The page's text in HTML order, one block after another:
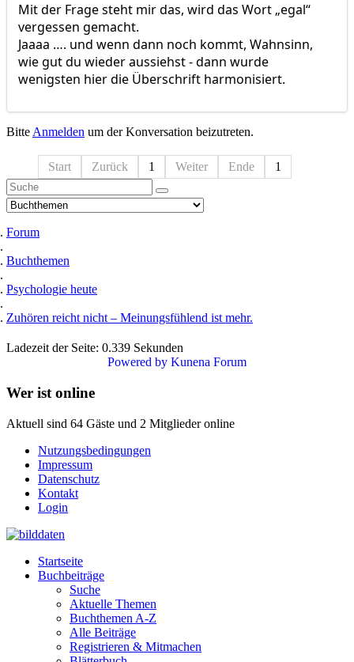
Mit der Frage steht mir das, wird das Wort „egal“
vergessen gemacht.
Jaaaa …. und wenn dann noch kommt, Wahnsinn,
wie gut du wieder aussiehst - dann wurde
wenigsten hier die Überschrift harmonisiert.
BitteAnmelden um der Konversation beizutreten.
Start Zurück 1 Weiter Ende 1
Forum
Buchthemen
Psychologie heute
Zuhören reicht nicht – Meinungsfühlend ist mehr.
Ladezeit der Seite: 0.339 Sekunden
Powered by Kunena Forum
Wer ist online
Aktuell sind 64 Gäste und 2 Mitglieder online
Nutzungsbedingungen
Impressum
Datenschutz
Kontakt
Login
Startseite
Buchbeiträge
Suche
Aktuelle Themen
Buchthemen A-Z
Alle Beiträge
Registrieren & Mitmachen